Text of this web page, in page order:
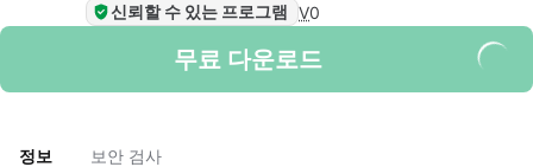
신뢰할 수 있는 프로그램 V0
무료 다운로드
정보 보안 검사